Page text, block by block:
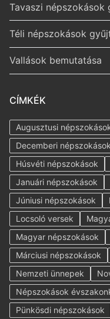
Tavaszi népszokások
Téli népszokások
Vallások bemutatása
CÍMKÉK
Augusztusi
Decemberi népszokások
Húsvéti népszokások
Januári népszokások
Júniusi népszokások
Locsoló versek
Magyar népszokások
Márciusi népszokások
Nemzeti ünnepek
Népszokások
Pünkösdi népszokások